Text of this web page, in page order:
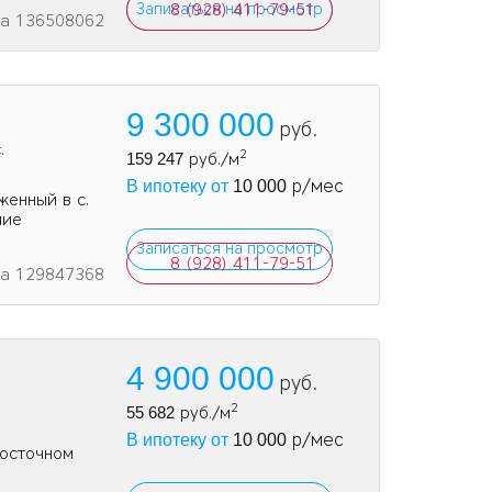
136508062
Записаться на просмотр
8 (928) 411-79-51
в с.
129847368
9 300 000 руб.
159 247 руб./м2
В ипотеку от 10 000 р/мес
Записаться на просмотр
8 (928) 411-79-51
4 900 000 руб.
55 682 руб./м2
В ипотеку от 10 000 р/мес